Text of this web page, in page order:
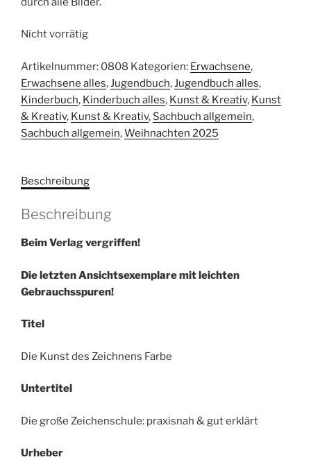
Nicht vorrätig
Artikelnummer: 0808 Kategorien: Erwachsene,
Erwachsene alles,Jugendbuch,Jugendbuch alles,
Kinderbuch, Kinderbuch alles, Kunst & Kreativ, Kunst
& Kreativ, Kunst & Kreativ, Sachbuch allgemein,
Sachbuch allgemein,Weihnachten 2025
Beschreibung
Beschreibung
Beim Verlag vergriffen!
Die letzten Ansichtsexemplare mit leichten
Gebrauchsspuren!
Titel
Die Kunst des Zeichnens Farbe
Untertitel
Die große Zeichenschule: praxisnah & gut erklärt
Urheber